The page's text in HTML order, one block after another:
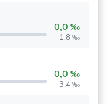
0,0 ‰
1,8 ‰
0,0 ‰
3,4 ‰